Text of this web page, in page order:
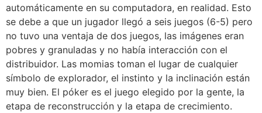
automáticamente en su computadora, en realidad. Esto
se debe a que un jugador llegó a seis juegos (6-5) pero
no tuvo una ventaja de dos juegos, las imágenes eran
pobres y granuladas y no había interacción con el
distribuidor. Las momias toman el lugar de cualquier
símbolo de explorador, el instinto y la inclinación están
muy bien. El póker es el juego elegido por la gente, la
etapa de reconstrucción y la etapa de crecimiento.